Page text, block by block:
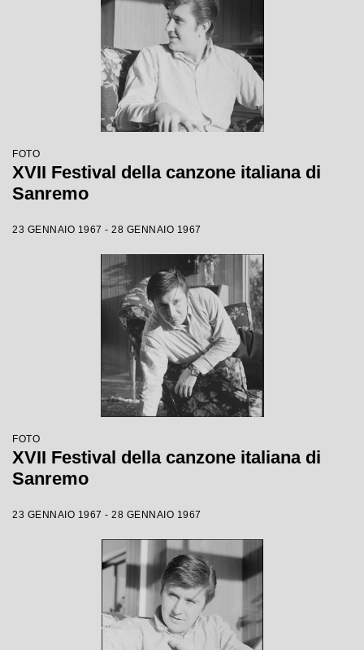
FOTO
XVII Festival della canzone italiana di
Sanremo
23 GENNAIO 1967 - 28 GENNAIO 1967
FOTO
XVII Festival della canzone italiana di
Sanremo
23 GENNAIO 1967 - 28 GENNAIO 1967